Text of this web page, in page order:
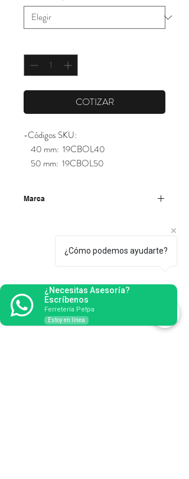
COTIZAR
-Códigos SKU:
40 mm: 19CBOL40
50 mm: 19CBOL50
Marca
¿Cómo podemos ayudarte?
¿Necesitas Asesoría?
Escríbenos
Ferretería Petpa
Estoy en línea